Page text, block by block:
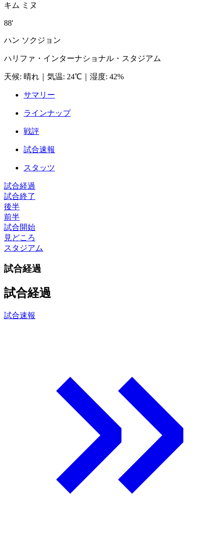
キム ミヌ
88'
ハン ソクジョン
ハリファ・インターナショナル・スタジアム
天候: 晴れ 気温: 24℃ 湿度: 42%
サマリー
ラインナップ
戦評
試合速報
スタッツ
試合経過
試合終了
後半
前半
試合開始
見どころ
スタジアム
試合経過
試合経過
試合速報